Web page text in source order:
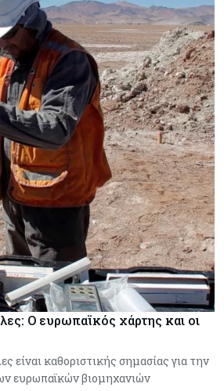
Ο ευρωπαϊκός χάρτης και οι
είναι καθοριστικής σημασίας για την
ευρωπαϊκών βιομηχανιών